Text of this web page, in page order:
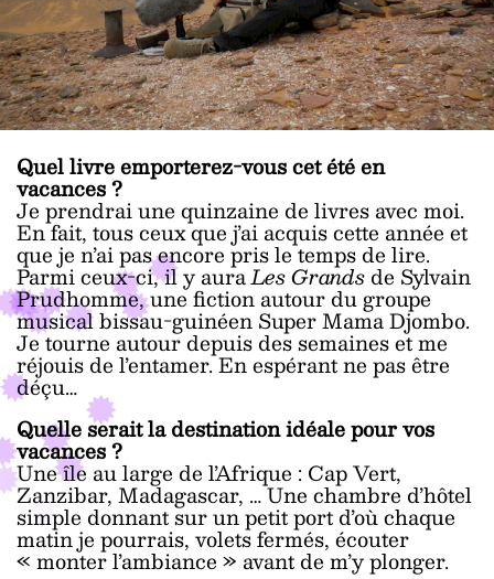
Quel livre emporterez-vous cet été en
vacances ?
Je prendrai une quinzaine de livres avec moi.
En fait, tous ceux que j’ai acquis cette année et
que je n’ai pas encore pris le temps de lire.
Parmi ceux-ci, il y auraLes Grandsde Sylvain
Prudhomme, une fiction autour du groupe
musical bissau-guinéen Super Mama Djombo.
Je tourne autour depuis des semaines et me
réjouis de l’entamer. En espérant ne pas être
déçu…
Quelle serait la destination idéale pour vos
vacances ?
Une île au large de l’Afrique : Cap Vert,
Zanzibar, Madagascar, … Une chambre d’hôtel
simple donnant sur un petit port d’où chaque
matin je pourrais, volets fermés, écouter
« monter l’ambiance » avant de m’y plonger.